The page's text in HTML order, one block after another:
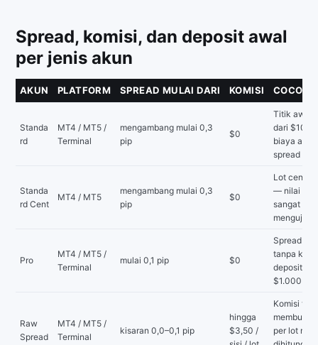
Spread, komisi, dan deposit awal
per jenis akun
AKUN PLATFORM SPREAD MULAI DARI KOMISI COCOK
Standa
rd
MT4 / MT5 /
Terminal
mengambang mulai 0,3
pip
$0
Titik awal
dari $10 —
biaya ada
spread
Standa
rd Cent
MT4 / MT5
mengambang mulai 0,3
pip
$0
Lot cent
— nilai per
sangat
menguji
Pro
MT4 / MT5 /
Terminal
mulai 0,1 pip $0
Spread
tanpa
deposit
$1.000
Raw
Spread
MT4 / MT5 /
Terminal
kisaran 0,0–0,1 pip
hingga
$3,50 /
Komisi
membuat
per lot